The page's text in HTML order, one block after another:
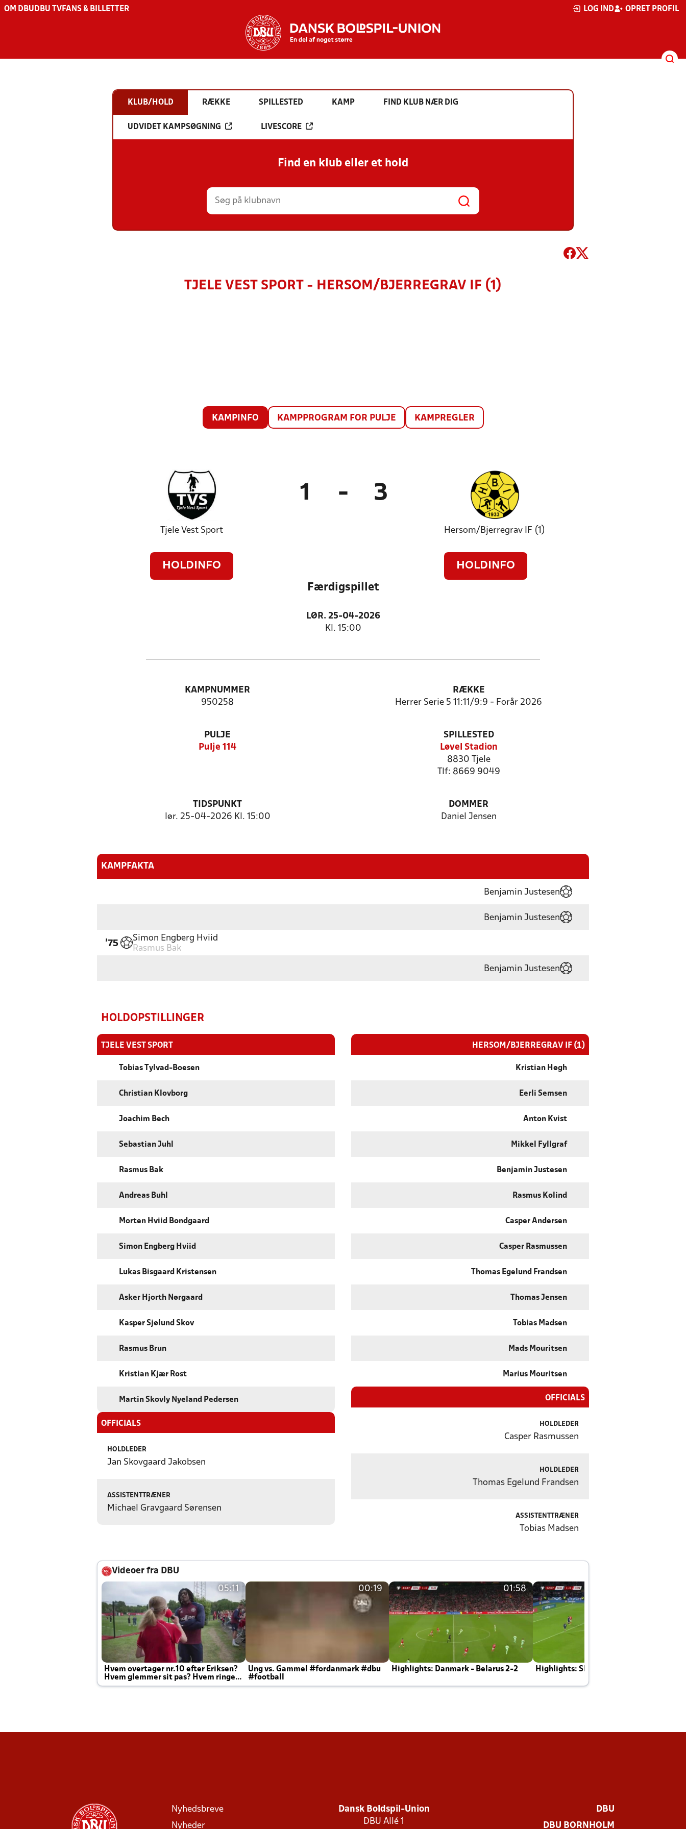
OM DBU DBU TV FANS & BILLETTER LOG IND OPRET PROFIL
KLUB/HOLD RÆKKE SPILLESTED KAMP FIND KLUB NÆR DIG
UDVIDET KAMPSØGNING LIVESCORE
Find en klub eller et hold
TJELE VEST SPORT - HERSOM/BJERREGRAV IF (1)
KAMPINFO KAMPPROGRAM FOR PULJE KAMPREGLER
Tjele Vest Sport
HOLDINFO
1 - 3
Hersom/Bjerregrav IF (1)
HOLDINFO
Færdigspillet
LØR. 25-04-2026
Kl. 15:00
KAMPNUMMER
950258
RÆKKE
Herrer Serie 5 11:11/9:9 - Forår 2026
PULJE
Pulje 114
SPILLESTED
Løvel Stadion
8830 Tjele
Tlf: 8669 9049
TIDSPUNKT
lør. 25-04-2026 Kl. 15:00
DOMMER
Daniel Jensen
KAMPFAKTA
Benjamin Justesen
Benjamin Justesen
'75
Simon Engberg Hviid
Rasmus Bak
Benjamin Justesen
HOLDOPSTILLINGER
TJELE VEST SPORT
Tobias Tylvad-Boesen
Christian Klovborg
Joachim Bech
Sebastian Juhl
Rasmus Bak
Andreas Buhl
Morten Hviid Bondgaard
Simon Engberg Hviid
Lukas Bisgaard Kristensen
Asker Hjorth Nørgaard
Kasper Sjølund Skov
Rasmus Brun
Kristian Kjær Rost
Martin Skovly Nyeland Pedersen
OFFICIALS
HOLDLEDER
Jan Skovgaard Jakobsen
ASSISTENTTRÆNER
Michael Gravgaard Sørensen
HERSOM/BJERREGRAV IF (1)
Kristian Høgh
Eerli Semsen
Anton Kvist
Mikkel Fyllgraf
Benjamin Justesen
Rasmus Kolind
Casper Andersen
Casper Rasmussen
Thomas Egelund Frandsen
Thomas Jensen
Tobias Madsen
Mads Mouritsen
Marius Mouritsen
OFFICIALS
HOLDLEDER
Casper Rasmussen
HOLDLEDER
Thomas Egelund Frandsen
ASSISTENTTRÆNER
Tobias Madsen
Videoer fra DBU
05:11
Hvem overtager nr.10 efter Eriksen?
Hvem glemmer sit pas? Hvem ringer
Joachim altid til efter kampe?
00:19
Ung vs. Gammel #fordanmark #dbu
#football
01:58
Highlights: Danmark - Belarus 2-2 Highlights: Skotland - Danmark 4-2
Nyhedsbreve
Nyheder
Dansk Boldspil-Union
DBU Allé 1
DBU
DBU BORNHOLM